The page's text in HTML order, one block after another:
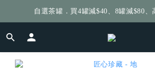
給個訂單好評，立即送你 $5 購
自選茶罐．買4罐減$40、8罐減$80、
給個訂單好評，立即送你 $5 購